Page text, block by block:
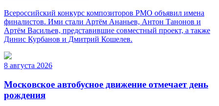
Всероссийский конкурс композиторов РМО объявил имена
финалистов. Ими стали Артём Ананьев, Антон Танонов и
Артём Васильев, представившие совместный проект, а также
Динис Курбанов и Дмитрий Кошелев.
8 августа 2026
Московское автобусное движение отмечает день
рождения